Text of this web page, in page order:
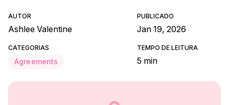
AUTOR
Ashlee Valentine
PUBLICADO
Jan 19, 2026
CATEGORIAS
Agreements
TEMPO DE LEITURA
5 min